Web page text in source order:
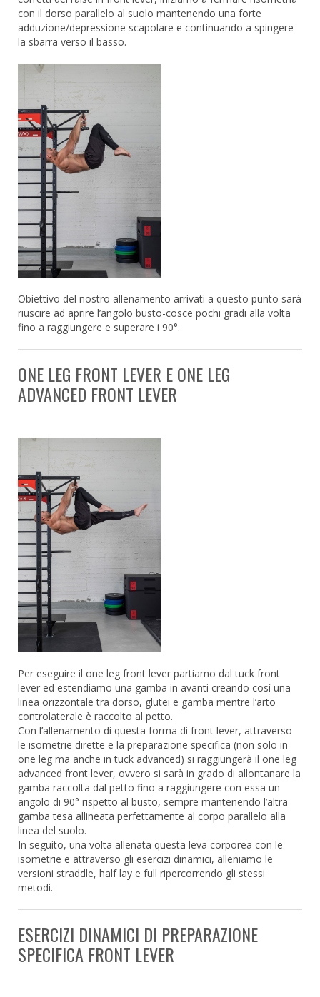
con il dorso parallelo al suolo mantenendo una forte
adduzione/depressione scapolare e continuando a spingere
la sbarra verso il basso.
Obiettivo del nostro allenamento arrivati a questo punto sarà
riuscire ad aprire l’angolo busto-cosce pochi gradi alla volta
fino a raggiungere e superare i 90°.
ONE LEG FRONT LEVER E ONE LEG
ADVANCED FRONT LEVER
Per eseguire il one leg front lever partiamo dal tuck front
lever ed estendiamo una gamba in avanti creando così una
linea orizzontale tra dorso, glutei e gamba mentre l’arto
controlaterale è raccolto al petto.
Con l’allenamento di questa forma di front lever, attraverso
le isometrie dirette e la preparazione specifica (non solo in
one leg ma anche in tuck advanced) si raggiungerà il one leg
advanced front lever, ovvero si sarà in grado di allontanare la
gamba raccolta dal petto fino a raggiungere con essa un
angolo di 90° rispetto al busto, sempre mantenendo l’altra
gamba tesa allineata perfettamente al corpo parallelo alla
linea del suolo.
In seguito, una volta allenata questa leva corporea con le
isometrie e attraverso gli esercizi dinamici, alleniamo le
versioni straddle, half lay e full ripercorrendo gli stessi
metodi.
ESERCIZI DINAMICI DI PREPARAZIONE
SPECIFICA FRONT LEVER